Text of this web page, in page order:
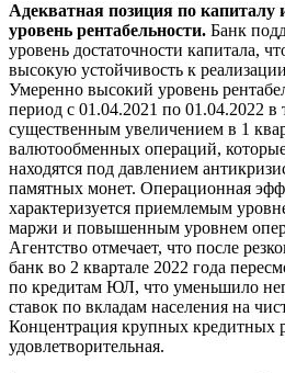
Адекватная позиция по капиталу
уровень рентабельности. Банк
уровень достаточности капитала,
высокую устойчивость к
Умеренно высокий уровень
период с 01.04.2021 по 01.04.2022 в
существенным увеличением в 1
валютообменных операций,
находятся под давлением
памятных монет. Операционная
характеризуется приемлемым
маржи и повышенным уровнем
Агентство отмечает, что после
банк во 2 квартале 2022 года
по кредитам ЮЛ, что уменьшило
ставок по вкладам населения на
Концентрация крупных кредитных
удовлетворительная.